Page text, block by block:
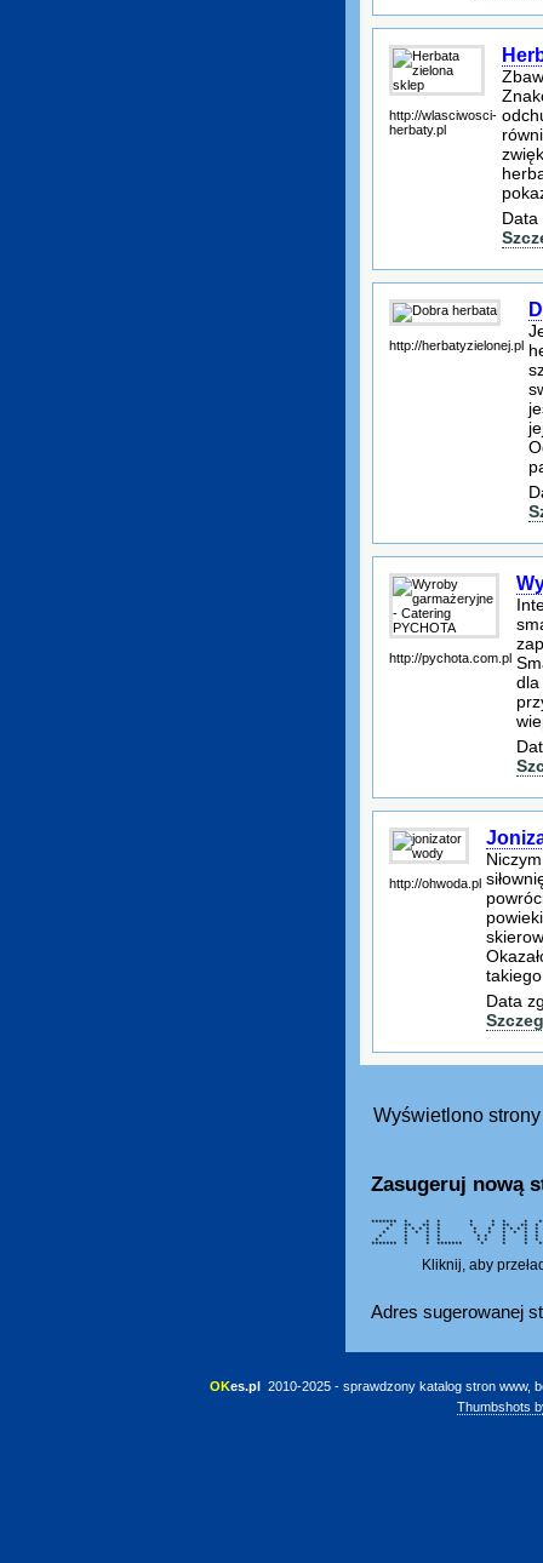
http://wlasciwosci-
herbaty.pl
Data
http://herbatyzielonej.pl
http://pychota.com.pl
dla
http://ohwoda.pl
Data
Wyświetlono
Zasugeruj nową
******* * * * * * * *
* ** ** * * * ** **
* * * * * * * * * * *
* * * * * * * * *
* * * * * * * * * *
* * * * * * * * *
******* * * ******* * * *
Kliknij, aby
Adres sugerowanej
OKes.pl 2010-2025 - sprawdzony katalog stron www,
Thumbshots